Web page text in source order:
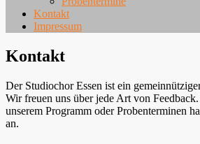
Kontakt
Impressum
Kontakt
Der Studiochor Essen ist ein
Wir freuen uns über jede Art von
unserem Programm oder Probenterminen
an.